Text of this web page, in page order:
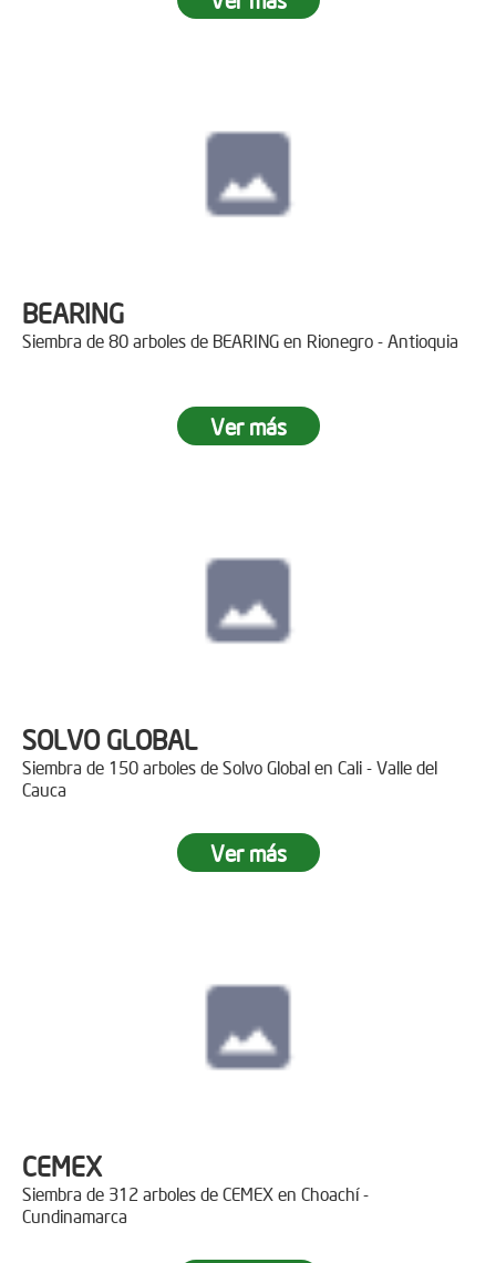
BEARING
Siembra de 80 arboles de BEARING en Rionegro - Antioquia
Ver más
SOLVO GLOBAL
Siembra de 150 arboles de Solvo Global en Cali - Valle del
Cauca
Ver más
CEMEX
Siembra de 312 arboles de CEMEX en Choachí -
Cundinamarca